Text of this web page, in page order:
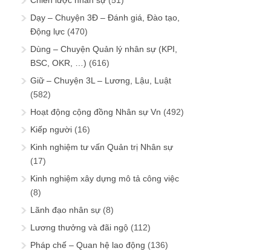
Dạy – Chuyện 3Đ – Đánh giá, Đào tạo,
Động lực (470)
Dùng – Chuyện Quản lý nhân sự (KPI,
BSC, OKR, …) (616)
Giữ – Chuyện 3L – Lương, Lậu, Luật
(582)
Hoạt động cộng đồng Nhân sự Vn (492)
Kiếp người (16)
Kinh nghiệm tư vấn Quản trị Nhân sự
(17)
Kinh nghiệm xây dựng mô tả công việc
(8)
Lãnh đạo nhân sự (8)
Lương thưởng và đãi ngộ (112)
Pháp chế – Quan hệ lao động (136)